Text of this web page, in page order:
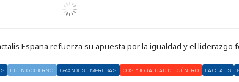
BUEN GOBIERNO GRANDES EMPRESAS ODS 5 IGUALDAD DE GÉNERO LACTALIS